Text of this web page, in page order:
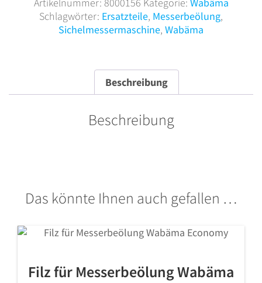
Bj.
2001
Menge
Schlagwörter: Ersatzteile, Messerbeölung,
Sichelmessermaschine, Wabäma
Beschreibung
Beschreibung
Das könnte Ihnen auch gefallen …
Filz für Messerbeölung Wabäma